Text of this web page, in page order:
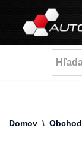
Prejsť
na
Domov \ Obchod